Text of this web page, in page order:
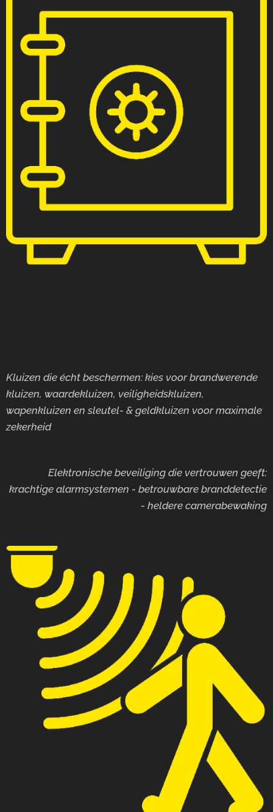
Kluizen die écht beschermen: kies voor brandwerende
kluizen, waardekluizen, veiligheidskluizen,
wapenkluizen en sleutel- & geldkluizen voor maximale
zekerheid
Elektronische beveiliging die vertrouwen geeft:
krachtige alarmsystemen - betrouwbare branddetectie
- heldere camerabewaking